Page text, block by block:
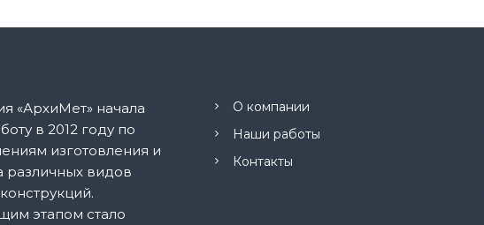
«АрхиМет» начала
в 2012 году по
изготовления и
различных видов
этапом стало
О компании
Наши работы
Контакты